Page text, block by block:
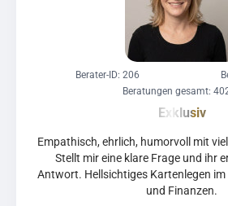
Empathisch, ehrlich, humorvoll mit
Stellt mir eine klare Frage und ihr
Antwort. Hellsichtiges Kartenlegen im
und Finanzen.
Berater-ID: 206
Beratungen gesamt: